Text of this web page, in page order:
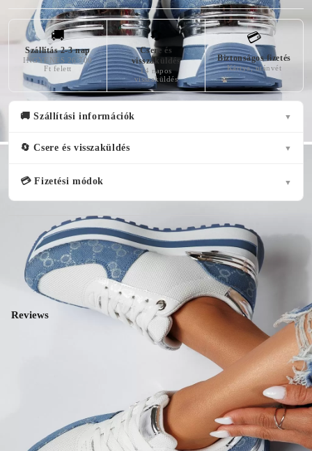
🚚
Szállítás 2-3 nap
INGYENES 26 700
Ft felett
🔄
Csere és
visszaküldés
14 napos
visszaküldés
💳
Biztonságos fizetés
Kártya, utánvét
🚚 Szállítási információk ▼
🔄 Csere és visszaküldés ▼
💳 Fizetési módok ▼
( 15 )
Reviews
15
0
0
0
0